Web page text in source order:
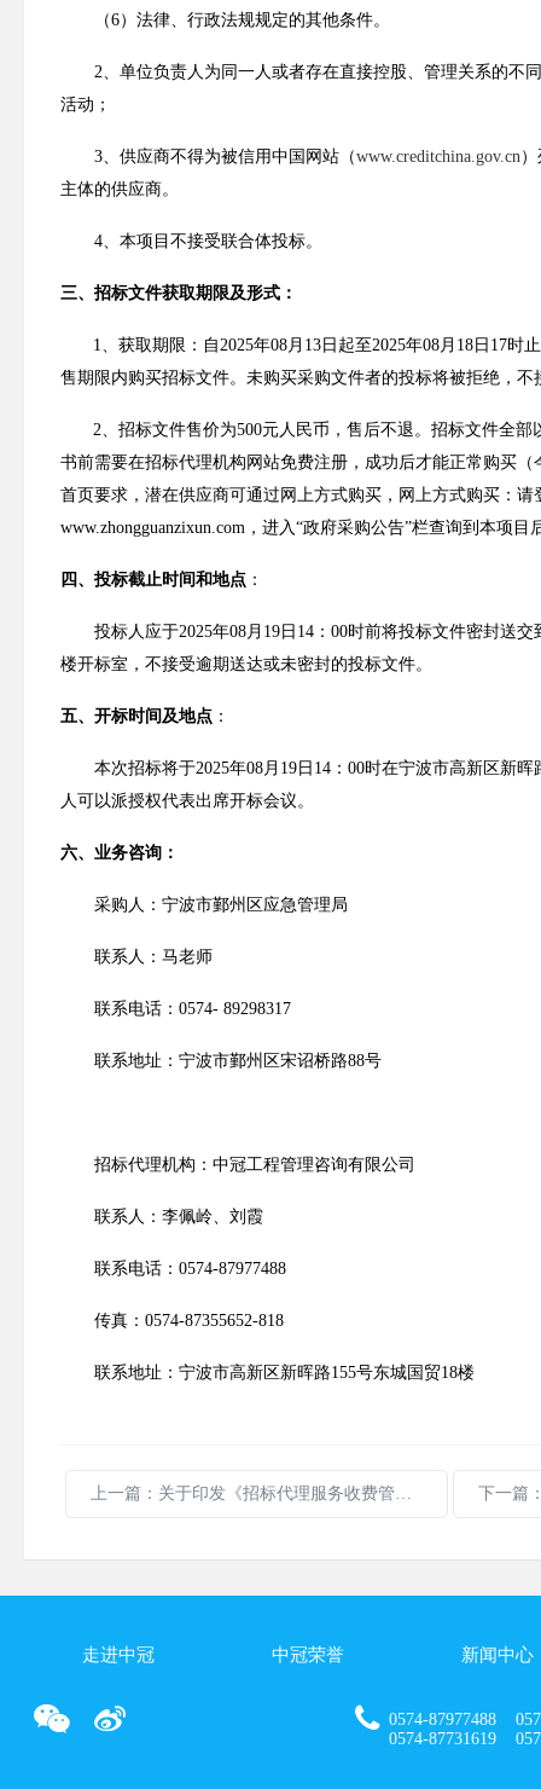
（6） 法律、行政法规规定的其他条件。
2 、单位负责人为同一人或者存在直接控股、管理关系的不
活动；
3 、供应商不得为被信用中国网站（www.creditchina.gov.cn ）
主体的供应商。
4 本项目不接受联合体投标。
三、招标文件获取期限及形式：
1 、获取期限：自 2025年08 月 13日起至2025年08 月 18日 17时
售期限内购买招标文件。未购买采购文件者的投标将被拒绝，
2 、招标文件售价为500元人民币，售后不退。招标文件全
书前需要在招标代理机构网站免费注册，成功后才能正常购买
首页要求，潜在供应商可通过网上方式购买，网上方式购买：请
www.zhongguanzixun.com ，进入 “政府采购公告”栏查询到本项目
四 、投标截止时间和地点 ：
投标人应于2025年08 月 19日 14 ： 00时前将投标文件密封送交
楼开标室，不接受逾期送达或未密封的投标文件。
五、开标时间及地点 ：
本次招标将于2025年08 月 19日 14 ： 00时在宁波市高新区新晖
人可以派授权代表出席开标会议。
六、业务咨询：
采购人 ： 宁波市鄞州区应急管理局
联系人： 马老师
联系电话： 0574- 89298317
联系地址： 宁波市鄞州区宋诏桥路88号
招标代理机构 ： 中冠工程管理咨询有限公司
联系人：李佩岭、刘霞
联系电话： 0574-87977488
传真： 0574-87355652-818
联系地址：宁波市高新区新晖路155号东城国贸18楼
走进中冠 中冠荣誉 新闻中心
0574-87977488
0574-87731619